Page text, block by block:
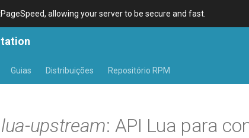
allowing your server to be secure and fast.
Guias Distribuições Repositório RPM
lua-upstream: API Lua para